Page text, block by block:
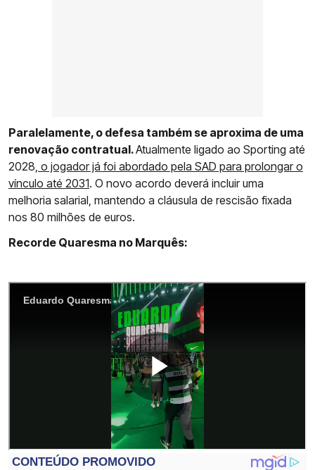
Paralelamente, o defesa também se aproxima de uma
renovação contratual.Atualmente ligado ao Sporting até
2028, o jogador já foi abordado pela SAD para prolongar o
vínculo até 2031. O novo acordo deverá incluir uma
melhoria salarial, mantendo a cláusula de rescisão fixada
nos 80 milhões de euros.
Recorde Quaresma no Marquês: